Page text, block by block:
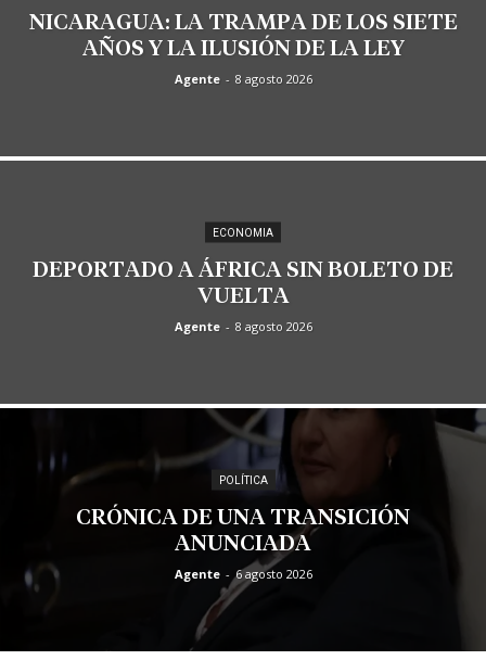
NICARAGUA: LA TRAMPA DE LOS SIETE
AÑOS Y LA ILUSIÓN DE LA LEY
Agente - 8 agosto 2026
ECONOMIA
DEPORTADO A ÁFRICA SIN BOLETO DE
VUELTA
Agente - 8 agosto 2026
POLÍTICA
CRÓNICA DE UNA TRANSICIÓN
ANUNCIADA
Agente - 6 agosto 2026